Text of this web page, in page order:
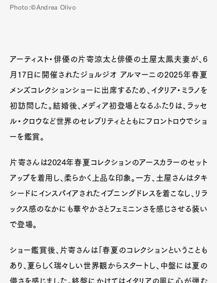
Photo:©Andrea Olivo
アーティスト・俳優の片寄涼太と俳優の土屋太鳳夫妻が、6
月17日に開催されたジョルジオ アルマーニの2025年春夏
メンズコレクションショーに出席するため、イタリア・ミラノを
初訪問した。結婚後、メディア初登場となるふたりは、ラッセ
ル・クロウなど世界のセレブリティとともにフロントロウでショ
ーを鑑賞。
片寄さんは2024年春夏コレクションのアースカラーのセット
アップを着用し、柔らかく上品な印象。一方、土屋さんはタキ
シードにインスパイアされたイブニングドレスを着こなし、リラ
ックス感のなかにも華やかさとフェミニンさを感じさせる装い
で登場。
ショー鑑賞後、片寄さんは「春夏のコレクションということも
あり、夏らしく瑞々しい世界観からスタートし、中盤には夏の
儚さを感じました。終盤にかけてはイタリアの風に心が弾む